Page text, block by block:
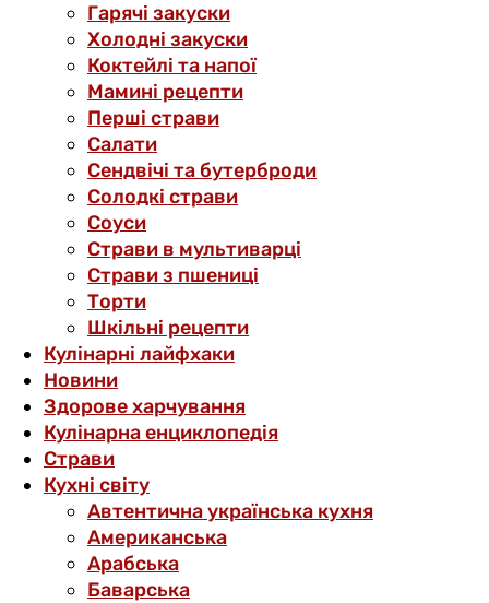
Гарячі закуски
Холодні закуски
Коктейлі та напої
Мамині рецепти
Перші страви
Салати
Сендвічі та бутерброди
Солодкі страви
Соуси
Страви в мультиварці
Страви з пшениці
Торти
Шкільні рецепти
Кулінарні лайфхаки
Новини
Здорове харчування
Кулінарна енциклопедія
Страви
Кухні світу
Автентична українська кухня
Американська
Арабська
Баварська